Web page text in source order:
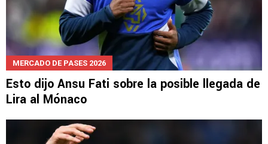
MERCADO DE PASES 2026
Esto dijo Ansu Fati sobre la posible llegada de
Lira al Mónaco